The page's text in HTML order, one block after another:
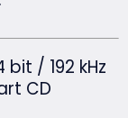
/ 192 kHz
CD